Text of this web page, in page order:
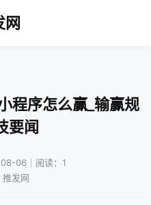
网
程序怎么赢_输赢规
要闻
06｜阅读：1
推发网